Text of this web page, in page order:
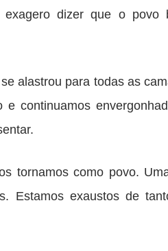
dizer que o povo
alastrou para todas as
e continuamos
tornamos como povo.
Estamos exaustos de